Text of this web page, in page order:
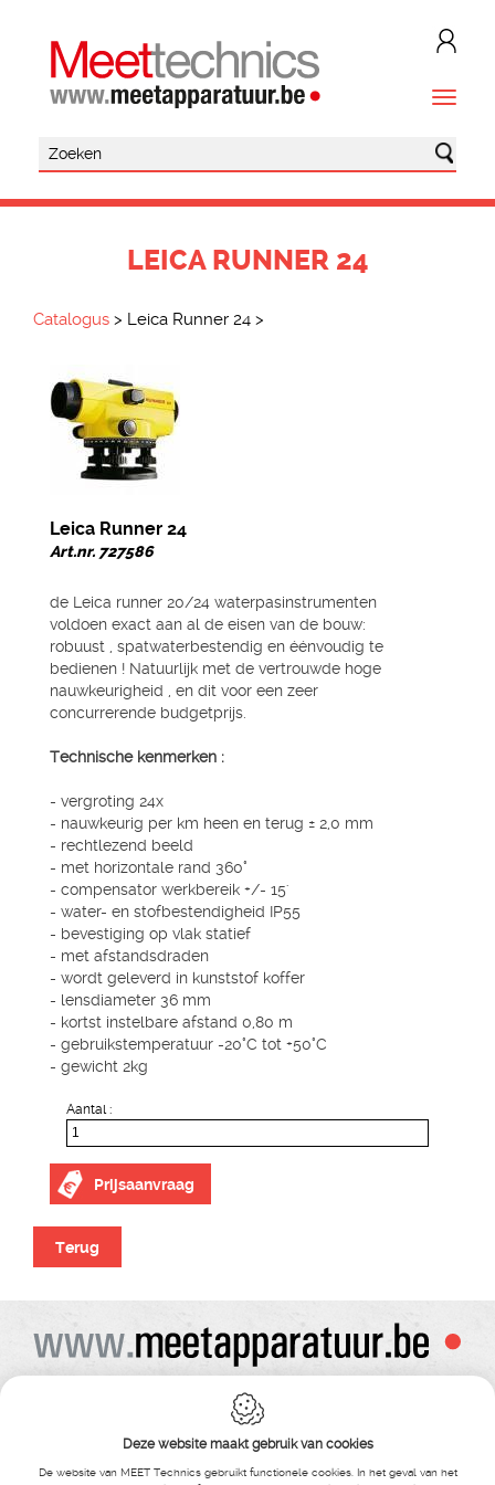
LEICA RUNNER 24
Catalogus > Leica Runner 24 >
Leica Runner 24
Art.nr. 727586
de Leica runner 20/24 waterpasinstrumenten
voldoen exact aan al de eisen van de bouw:
robuust , spatwaterbestendig en éénvoudig te
bedienen ! Natuurlijk met de vertrouwde hoge
nauwkeurigheid , en dit voor een zeer
concurrerende budgetprijs.
Technische kenmerken :
- vergroting 24x
- nauwkeurig per km heen en terug ± 2,0 mm
- rechtlezend beeld
- met horizontale rand 360°
- compensator werkbereik +/- 15'
- water- en stofbestendigheid IP55
- bevestiging op vlak statief
- met afstandsdraden
- wordt geleverd in kunststof koffer
- lensdiameter 36 mm
- kortst instelbare afstand 0,80 m
- gebruikstemperatuur -20°C tot +50°C
- gewicht 2kg
Aantal :
Prijsaanvraag
Terug
Alle prijzen zijn onder voorbehoud van wijziging
Bij bestelling ontvangt u vooraf de levering steeds een orderbevestiging
Copyright© alle rechten voorbehouden , gehele of gedeeldelijke overname van
tekst ,foto’s , video’s , verveelvoudiging op welke wijze dan ook , is niet toegestaan
Technics
Deze website maakt gebruik van cookies
De website van MEET Technics gebruikt functionele cookies. In het geval van het